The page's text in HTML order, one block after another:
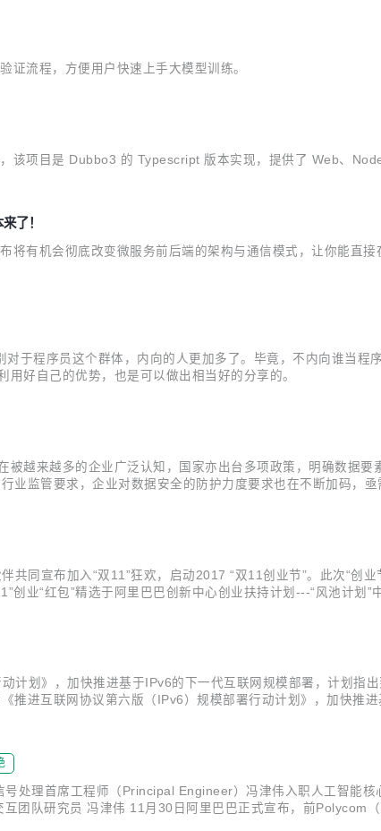
流程，方便用户快速上手大模型训练。
项目是 Dubbo3 的 Typescript 版本实现，提供了 Web、
了！
有机会彻底改变微服务前后端的架构与通信模式，让你能直
于程序员这个群体，内向的人更加多了。毕竟，不内向谁当程
好自己的优势，也是可以做出相当好的分享的。
越来越多的企业广泛认知，国家亦出台多项政策，明确数据
监管要求，企业对数据安全的防护力度要求也在不断加码，
同宣布加入“双11”狂欢，启动2017 “双11创业节”。此次“创
业“红包”精选于阿里巴巴创新中心创业扶持计划---“风池计划”
计划》，加快推进基于IPv6的下一代互联网规模部署，计划指
推进互联网协议第六版（IPv6）规模部署行动计划》，加快推
处理首席工程师（Principal Engineer）冯津伟入职人工智能
团队研究员 冯津伟 11月30日阿里巴巴正式宣布，前Polycom